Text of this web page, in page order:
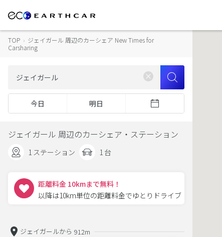
TOP › ジェイガール 周辺のカーシェア New Times for
Carsharing
今日 明日
ジェイガール 周辺のカーシェア・ステーション
1 ステーション 1 台
距離料金 10kmまで無料！
以降は10km単位の距離料金でゆとりドライブ
ジェイガールから 912m